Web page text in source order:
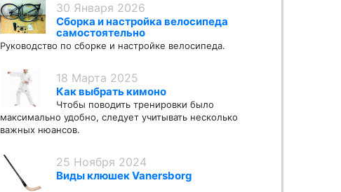
30 Января 2026
Сборка и настройка велосипеда
самостоятельно
Руководство по сборке и настройке велосипеда.
18 Марта 2025
Как выбрать кимоно
Чтобы поводить тренировки было
максимально удобно, следует учитывать несколько
важных нюансов.
25 Ноября 2024
Виды клюшек Vanersborg